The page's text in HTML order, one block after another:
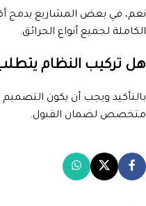
نعم، في بعض المشاريع يدمج
الكاملة لجميع أنواع الحرائق.
هل تركيب النظام
بالتأكيد ويجب أن يكون
متخصص لضمان القبول.